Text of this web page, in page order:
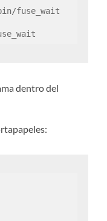
fuse_wait
dentro del